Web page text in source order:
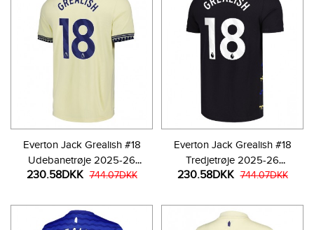
Everton Jack Grealish #18
Udebanetrøje 2025-26
Kortærmet
230.58DKK 744.07DKK
Everton Jack Grealish #18
Tredjetrøje 2025-26
Kortærmet
230.58DKK 744.07DKK